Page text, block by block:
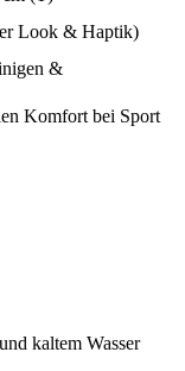
Look & Haptik)
&
Komfort bei Sport
kaltem Wasser